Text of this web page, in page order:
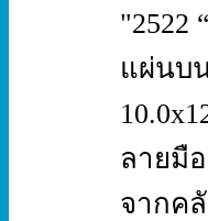
"2522
แผ่นบ
ลายมื
จากค